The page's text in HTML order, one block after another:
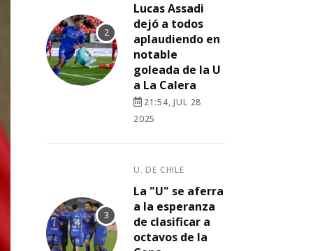
Lucas Assadi
dejó a todos
aplaudiendo en
notable
goleada de la U
a La Calera
21:54, JUL 28
2025
U. DE CHILE
La "U" se aferra
a la esperanza
de clasificar a
octavos de la